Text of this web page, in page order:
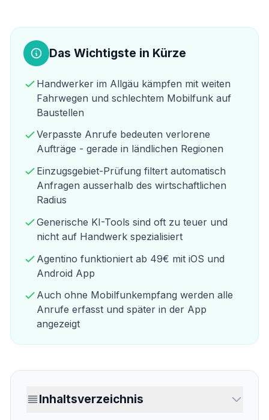
Das Wichtigste in Kürze
Handwerker im Allgäu kämpfen mit weiten
Fahrwegen und schlechtem Mobilfunk auf
Baustellen
Verpasste Anrufe bedeuten verlorene
Aufträge - gerade in ländlichen Regionen
Einzugsgebiet-Prüfung filtert automatisch
Anfragen ausserhalb des wirtschaftlichen
Radius
Generische KI-Tools sind oft zu teuer und
nicht auf Handwerk spezialisiert
Agentino funktioniert ab 49€ mit iOS und
Android App
Auch ohne Mobilfunkempfang werden alle
Anrufe erfasst und später in der App
angezeigt
Inhaltsverzeichnis